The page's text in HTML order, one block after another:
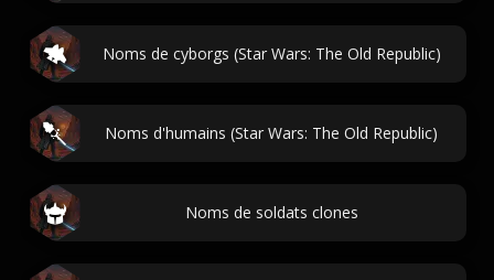
Noms de cyborgs (Star Wars: The Old Republic)
Noms d'humains (Star Wars: The Old Republic)
Noms de soldats clones